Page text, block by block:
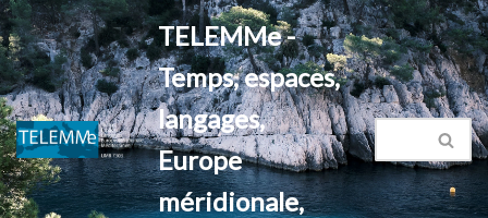
Aller
au
contenu
TELEMMe -
Temps, espaces,
langages,
Europe
méridionale,